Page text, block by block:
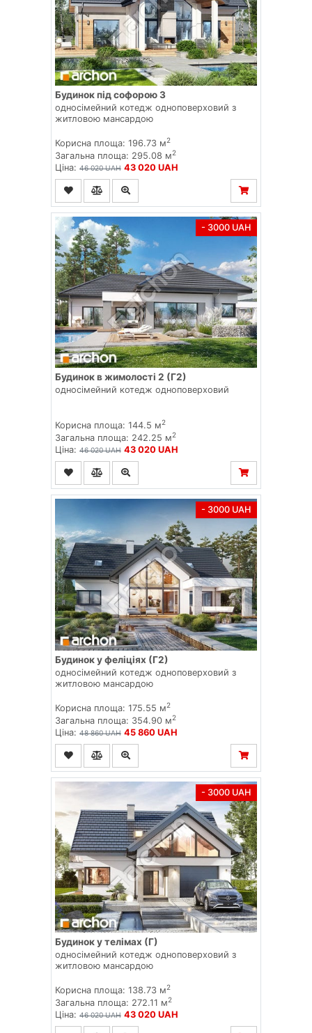
Будинок під софорою 3
односімейний котедж одноповерховий з
житловою мансардою
Корисна площа: 196.73 м2
Загальна площа: 295.08 м2
Ціна: 46 020 UAH 43 020 UAH
- 3000 UAH
Будинок в жимолості 2 (Г2)
односімейний котедж одноповерховий
Корисна площа: 144.5 м2
Загальна площа: 242.25 м2
Ціна: 46 020 UAH 43 020 UAH
- 3000 UAH
Будинок у феліціях (Г2)
односімейний котедж одноповерховий з
житловою мансардою
Корисна площа: 175.55 м2
Загальна площа: 354.90 м2
Ціна: 48 860 UAH 45 860 UAH
- 3000 UAH
Будинок у телімах (Г)
односімейний котедж одноповерховий з
житловою мансардою
Корисна площа: 138.73 м2
Загальна площа: 272.11 м2
Ціна: 46 020 UAH 43 020 UAH